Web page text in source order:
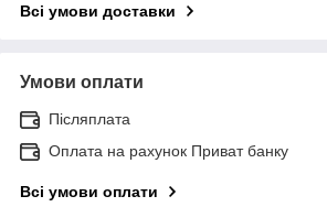
Всі умови доставки
Умови оплати
Післяплата
Оплата на рахунок Приват банку
Всі умови оплати